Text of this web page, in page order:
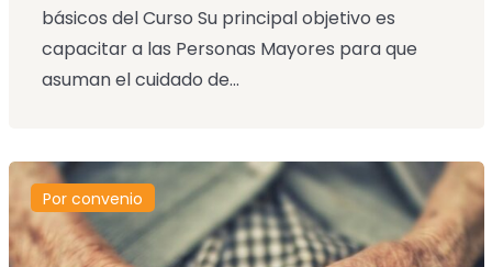
básicos del Curso Su principal objetivo es
capacitar a las Personas Mayores para que
asuman el cuidado de...
Por convenio